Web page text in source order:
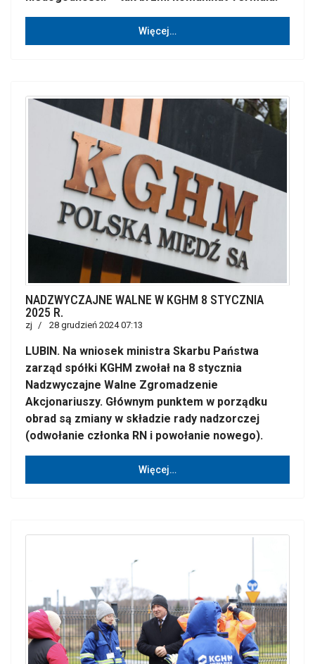
Więcej…
NADZWYCZAJNE WALNE W KGHM 8 STYCZNIA
2025 R.
zj 28 grudzień 2024 07:13
LUBIN. Na wniosek ministra Skarbu Państwa
zarząd spółki KGHM zwołał na 8 stycznia
Nadzwyczajne Walne Zgromadzenie
Akcjonariuszy. Głównym punktem w porządku
obrad są zmiany w składzie rady nadzorczej
(odwołanie członka RN i powołanie nowego).
Więcej…